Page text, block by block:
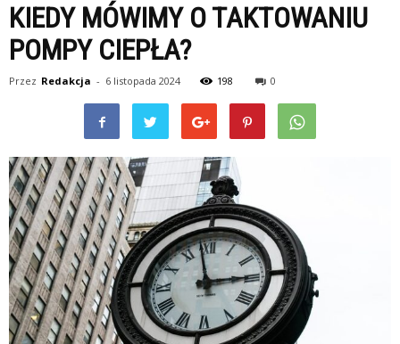
KIEDY MÓWIMY O TAKTOWANIU
POMPY CIEPŁA?
Przez Redakcja - 6 listopada 2024 198 0